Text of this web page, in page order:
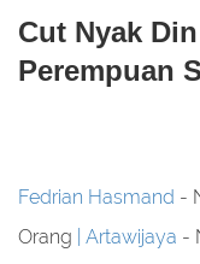
Cut Nyak
Perempuan
Fedrian Hasmand -
Orang
Artawijaya -